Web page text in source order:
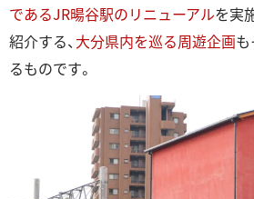
であるJR暘⾕駅のリニューアルを実
紹介する、 ⼤分県内を巡る周遊企画
るものです。